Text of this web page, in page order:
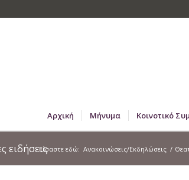
Αρχική Μήνυμα Κοινοτικό
ειδήσειςΕίσαστε εδώ: Ανακοινώσεις/Εκδηλώσεις /